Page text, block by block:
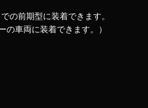
の前期型に装着できます。
の車両に装着できます。）